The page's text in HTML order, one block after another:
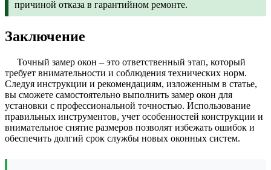
причиной отказа в гарантийном ремонте.
Заключение
Точный замер окон – это ответственный этап, который
требует внимательности и соблюдения технических норм.
Следуя инструкции и рекомендациям, изложенным в статье,
вы сможете самостоятельно выполнить замер окон для
установки с профессиональной точностью. Использование
правильных инструментов, учет особенностей конструкции и
внимательное снятие размеров позволят избежать ошибок и
обеспечить долгий срок службы новых оконных систем.